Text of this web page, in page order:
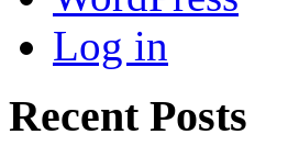
Log in
Recent Posts